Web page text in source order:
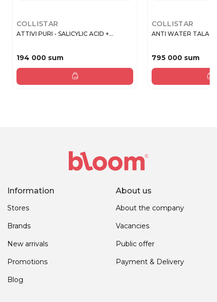
COLLISTAR
ATTIVI PURI - SALICYLIC ACID +...
194 000 sum
COLLISTAR
ANTI WATER
795 000 sum
Information
Stores
Brands
New arrivals
Promotions
Blog
About us
About the company
Vacancies
Public offer
Payment & Delivery